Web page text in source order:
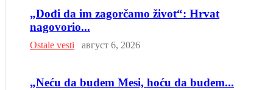
„Dođi da im zagorčamo život“: Hrvat
nagovorio...
Ostale vesti август 6, 2026
„Neću da budem Mesi, hoću da budem...